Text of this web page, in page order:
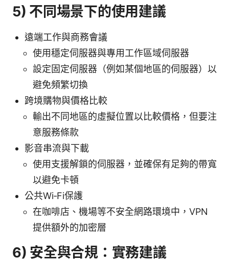
5) 不同場景下的使用建議
遠端工作與商務會議
使用穩定伺服器與專用工作區域伺服器
設定固定伺服器（例如某個地區的伺服器）以
避免頻繁切換
跨境購物與價格比較
輸出不同地區的虛擬位置以比較價格，但要注
意服務條款
影音串流與下載
使用支援解鎖的伺服器，並確保有足夠的帶寬
以避免卡頓
公共Wi‑Fi保護
在咖啡店、機場等不安全網路環境中，VPN
提供額外的加密層
6) 安全與合規：實務建議